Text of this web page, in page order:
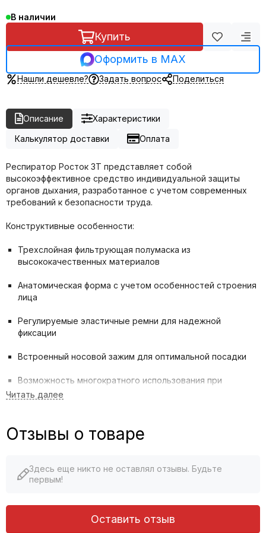
В наличии
Купить
Оформить в MAX
Нашли дешевле? Задать вопрос Поделиться
Описание
Характеристики
Калькулятор доставки
Оплата
Респиратор Росток 3Т представляет собой
высокоэффективное средство индивидуальной защиты
органов дыхания, разработанное с учетом современных
требований к безопасности труда.
Конструктивные особенности:
Трехслойная фильтрующая полумаска из
высококачественных материалов
Анатомическая форма с учетом особенностей строения
лица
Регулируемые эластичные ремни для надежной
фиксации
Встроенный носовой зажим для оптимальной посадки
Возможность многократного использования при
соблюдении условий эксплуатации
Класс защиты FFP2 (до 94% эффективности фильтрации)
Защита от аэрозолей различных типов
Устойчивость к механическим повреждениям
Отзывы о товаре
Здесь еще никто не оставлял отзывы. Будьте
первым!
Оставить отзыв